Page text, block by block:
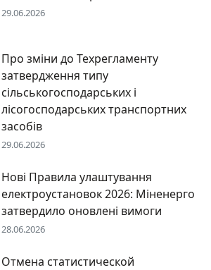
29.06.2026
Про зміни до Техрегламенту
затвердження типу
сільськогосподарських і
лісогосподарських транспортних
засобів
29.06.2026
Нові Правила улаштування
електроустановок 2026: Міненерго
затвердило оновлені вимоги
28.06.2026
Отмена статистической